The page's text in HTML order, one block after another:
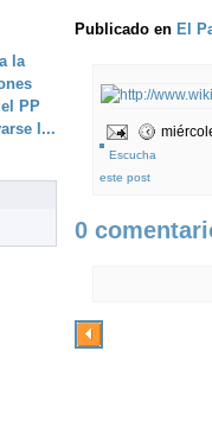
la
PP
l...
Publicado en El
Escucha
este post
0